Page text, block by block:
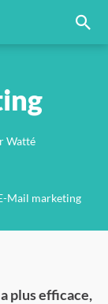
Watté
Mail marketing
plus efficace,